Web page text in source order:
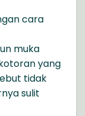
cara
muka
yang
tidak
sulit